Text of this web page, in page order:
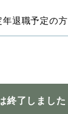
年退職予定の方
終了しました